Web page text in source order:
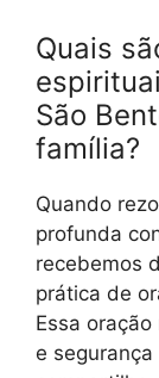
Quais
São
família?
Quando
profunda
recebemos
prática de
Essa
e